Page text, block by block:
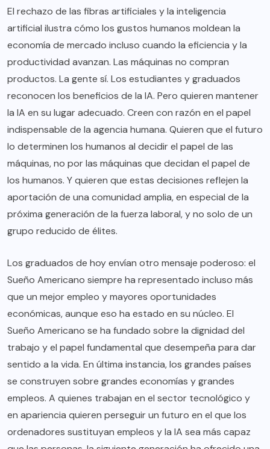
El rechazo de las fibras artificiales y la inteligencia
artificial ilustra cómo los gustos humanos moldean la
economía de mercado incluso cuando la eficiencia y la
productividad avanzan. Las máquinas no compran
productos. La gente sí. Los estudiantes y graduados
reconocen los beneficios de la IA. Pero quieren mantener
la IA en su lugar adecuado. Creen con razón en el papel
indispensable de la agencia humana. Quieren que el futuro
lo determinen los humanos al decidir el papel de las
máquinas, no por las máquinas que decidan el papel de
los humanos. Y quieren que estas decisiones reflejen la
aportación de una comunidad amplia, en especial de la
próxima generación de la fuerza laboral, y no solo de un
grupo reducido de élites.
Los graduados de hoy envían otro mensaje poderoso: el
Sueño Americano siempre ha representado incluso más
que un mejor empleo y mayores oportunidades
económicas, aunque eso ha estado en su núcleo. El
Sueño Americano se ha fundado sobre la dignidad del
trabajo y el papel fundamental que desempeña para dar
sentido a la vida. En última instancia, los grandes países
se construyen sobre grandes economías y grandes
empleos. A quienes trabajan en el sector tecnológico y
en apariencia quieren perseguir un futuro en el que los
ordenadores sustituyan empleos y la IA sea más capaz